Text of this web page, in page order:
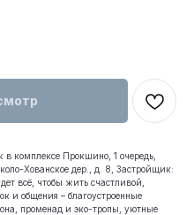
комплексе Прокшино, 1 очередь,
Хованское дер., д. 8, Застройщик:
всё, чтобы жить счастливой,
и общения – благоустроенные
променад и эко-тропы, уютные